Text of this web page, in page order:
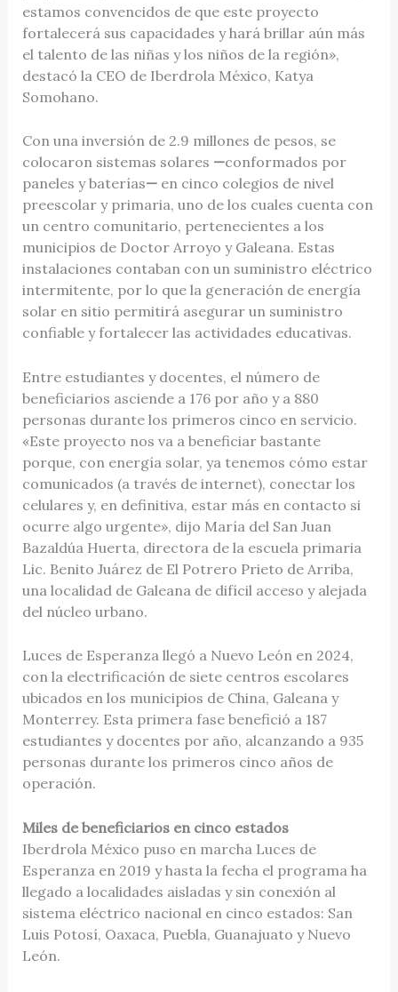
estamos convencidos de que este proyecto
fortalecerá sus capacidades y hará brillar aún más
el talento de las niñas y los niños de la región»,
destacó la CEO de Iberdrola México, Katya
Somohano.
Con una inversión de 2.9 millones de pesos, se
colocaron sistemas solares —conformados por
paneles y baterías—en cinco colegios de nivel
preescolar y primaria, uno de los cuales cuenta con
un centro comunitario, pertenecientes a los
municipios de Doctor Arroyo y Galeana. Estas
instalaciones contaban con un suministro eléctrico
intermitente, por lo que la generación de energía
solar en sitio permitirá asegurar un suministro
confiable y fortalecer las actividades educativas.
Entre estudiantes y docentes, el número de
beneficiarios asciende a 176 por año y a 880
personas durante los primeros cinco en servicio.
«Este proyecto nos va a beneficiar bastante
porque, con energía solar, ya tenemos cómo estar
comunicados (a través de internet), conectar los
celulares y, en definitiva, estar más en contacto si
ocurre algo urgente», dijo María del San Juan
Bazaldúa Huerta, directora de la escuela primaria
Lic. Benito Juárez de El Potrero Prieto de Arriba,
una localidad de Galeana de difícil acceso y alejada
del núcleo urbano.
Luces de Esperanza llegó a Nuevo León en 2024,
con la electrificación de siete centros escolares
ubicados en los municipios de China, Galeana y
Monterrey. Esta primera fase benefició a 187
estudiantes y docentes por año, alcanzando a 935
personas durante los primeros cinco años de
operación.
Miles de beneficiarios en cinco estados
Iberdrola México puso en marcha Luces de
Esperanza en 2019 y hasta la fecha el programa ha
llegado a localidades aisladas y sin conexión al
sistema eléctrico nacional en cinco estados: San
Luis Potosí, Oaxaca, Puebla, Guanajuato y Nuevo
León.